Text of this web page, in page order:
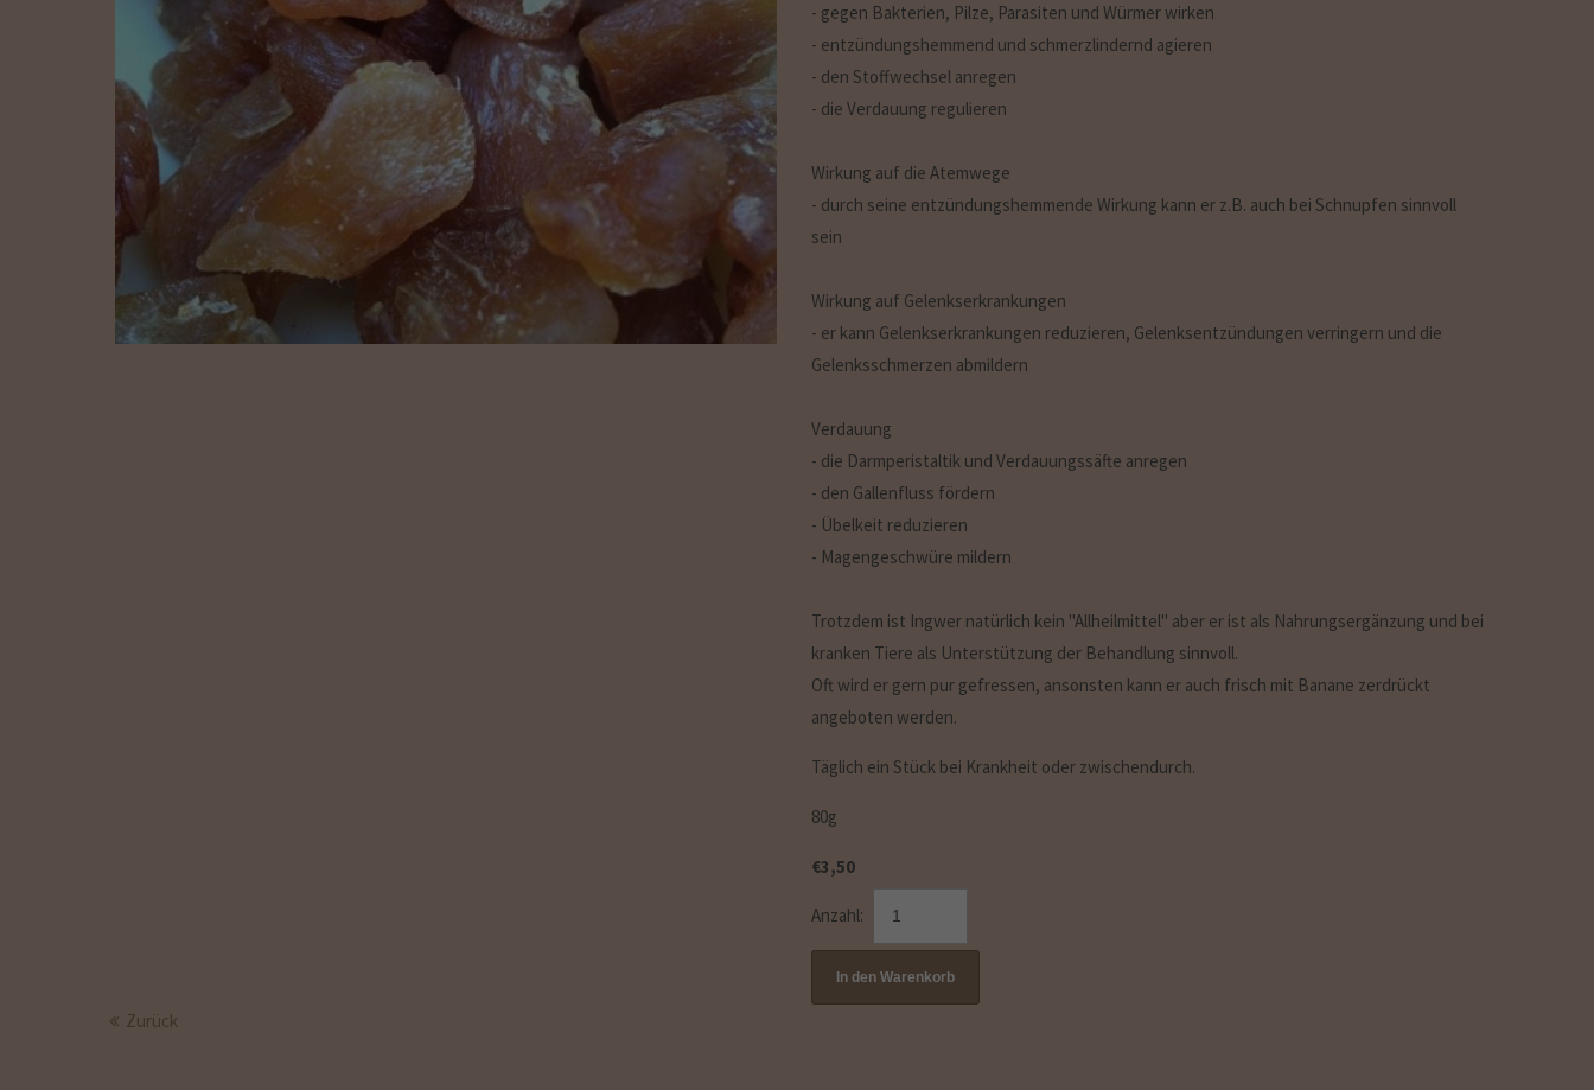
- gegen Bakterien, Pilze, Parasiten und Würmer wirken
- entzündungshemmend und schmerzlindernd agieren
- den Stoffwechsel anregen
- die Verdauung regulieren
Wirkung auf die Atemwege
- durch seine entzündungshemmende Wirkung kann er z.B. auch bei Schnupfen sinnvoll
sein
Wirkung auf Gelenkserkrankungen
- er kann Gelenkserkrankungen reduzieren, Gelenksentzündungen verringern und die
Gelenksschmerzen abmildern
Verdauung
- die Darmperistaltik und Verdauungssäfte anregen
- den Gallenfluss fördern
- Übelkeit reduzieren
- Magengeschwüre mildern
Trotzdem ist Ingwer natürlich kein "Allheilmittel" aber er ist als Nahrungsergänzung und bei
kranken Tiere als Unterstützung der Behandlung sinnvoll.
Oft wird er gern pur gefressen, ansonsten kann er auch frisch mit Banane zerdrückt
angeboten werden.
Täglich ein Stück bei Krankheit oder zwischendurch.
80g
€3,50
Anzahl:
Zurück